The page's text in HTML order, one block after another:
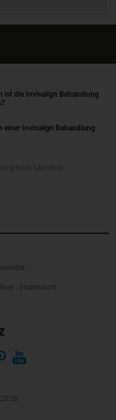
ist die Invisalign Behandlung
einer Invisalign Behandlung
Impressum